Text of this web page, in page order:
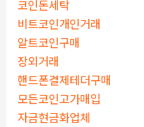
코인돈세탁
비트코인개인거래
알트코인구매
장외거래
핸드폰결제테더구매
모든코인고가매입
자금현금화업체